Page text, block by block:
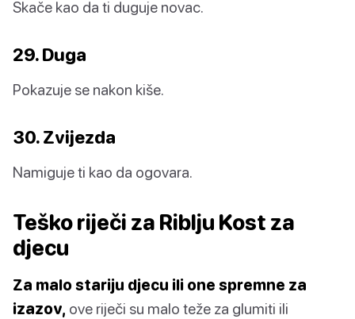
Skače kao da ti duguje novac.
29. Duga
Pokazuje se nakon kiše.
30. Zvijezda
Namiguje ti kao da ogovara.
Teško riječi za Riblju Kost za
djecu
Za malo stariju djecu ili one spremne za
izazov, ove riječi su malo teže za glumiti ili